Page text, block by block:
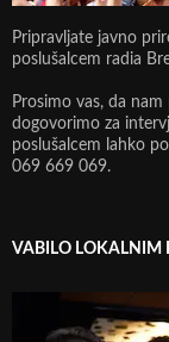
Pripravljate javno
poslušalcem radia
Prosimo vas, da
dogovorimo za
poslušalcem lahko
069 669 069.
VABILO LOKALNIM